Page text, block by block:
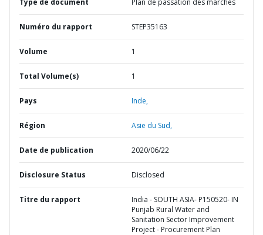
Type de document Plan de passation des marchés
Numéro du rapport STEP35163
Volume 1
Total Volume(s) 1
Pays Inde,
Région Asie du Sud,
Date de publication 2020/06/22
Disclosure Status Disclosed
Titre du rapport
India - SOUTH ASIA- P150520- IN
Punjab Rural Water and
Sanitation Sector Improvement
Project - Procurement Plan